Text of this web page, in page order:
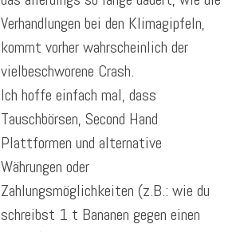
Verhandlungen bei den Klimagipfeln,
kommt vorher wahrscheinlich der
vielbeschworene Crash.
Ich hoffe einfach mal, dass
Tauschbörsen, Second Hand
Plattformen und alternative
Währungen oder
Zahlungsmöglichkeiten (z.B.: wie du
schreibst 1 t Bananen gegen einen